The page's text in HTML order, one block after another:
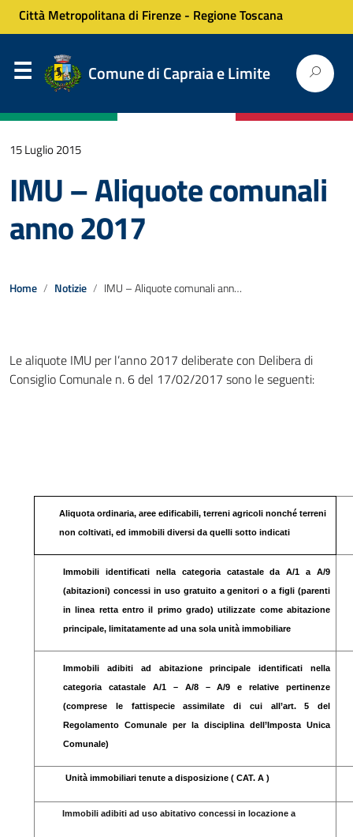
Città Metropolitana di Firenze - Regione Toscana
Comune di Capraia e Limite
15 Luglio 2015
IMU – Aliquote comunali
anno 2017
Home Notizie IMU – Aliquote comunali anno 2017
Le aliquote IMU per l’anno 2017 deliberate con Delibera di
Consiglio Comunale n. 6 del 17/02/2017 sono le seguenti:
Aliquota ordinaria, aree edificabili, terreni agricoli nonché terreni
non coltivati, ed immobili diversi da quelli sotto indicati
Immobili identificati nella categoria catastale da A/1 a A/9
(abitazioni) concessi in uso gratuito a genitori o a figli (parenti
in linea retta entro il primo grado) utilizzate come abitazione
principale, limitatamente ad una sola unità immobiliare
Immobili adibiti ad abitazione principale identificati nella
categoria catastale A/1 – A/8 – A/9 e relative pertinenze
(comprese le fattispecie assimilate di cui all’art. 5 del
Regolamento Comunale per la disciplina dell’Imposta Unica
Comunale)
Unità immobiliari tenute a disposizione ( CAT. A )
Immobili adibiti ad uso abitativo concessi in locazione a